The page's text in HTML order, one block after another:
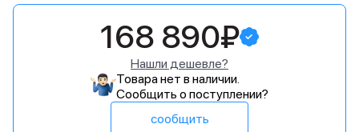
168 890₽
Нашли дешевле?
Товара нет в наличии.
Сообщить о поступлении?
сообщить